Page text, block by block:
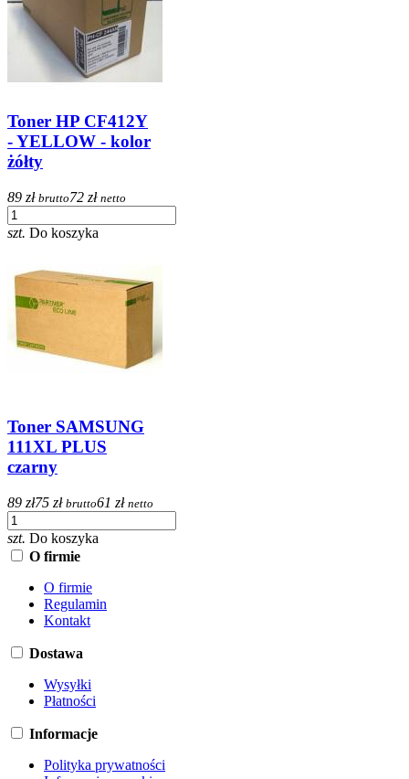
Toner HP CF412Y
- YELLOW - kolor
żółty
89 zł brutto72 zł netto
szt. Do koszyka
Toner SAMSUNG
111XL PLUS
czarny
89 zł75 zł brutto61 zł netto
szt. Do koszyka
O firmie
O firmie
Regulamin
Kontakt
Dostawa
Wysyłki
Płatności
Informacje
Polityka prywatności